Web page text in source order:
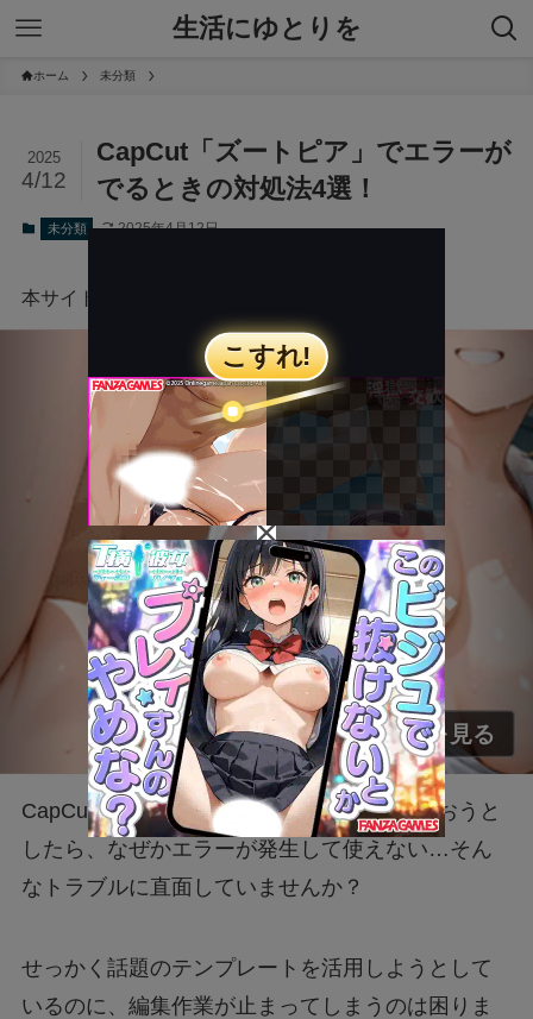
生活にゆとりを
ホーム 未分類
CapCut「ズートピア」でエラーが
でるときの対処法4選！
2025
4/12
未分類 2025年4月12日
本サイトにはプロモーションが含まれています。
CapCutの「ズートピア」テンプレートを使おうと
したら、なぜかエラーが発生して使えない…そん
なトラブルに直面していませんか？
せっかく話題のテンプレートを活用しようとして
いるのに、編集作業が止まってしまうのは困りま